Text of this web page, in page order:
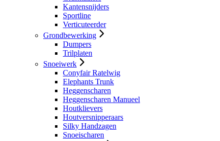
Kantensnijders
Sportline
Verticuteerder
Grondbewerking
Dumpers
Trilplaten
Snoeiwerk
Conyfair Ratelwig
Elephants Trunk
Heggenscharen
Heggenscharen Manueel
Houtklievers
Houtversnipperaars
Silky Handzagen
Snoeischaren